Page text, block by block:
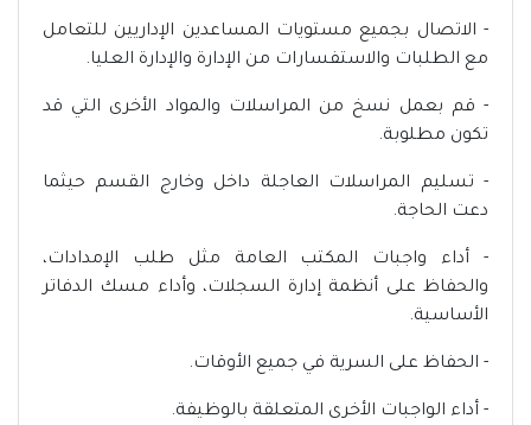
- الاتصال بجميع مستويات المساعدين الإداريين للتعامل
مع الطلبات والاستفسارات من الإدارة والإدارة العليا.
- قم بعمل نسخ من المراسلات والمواد الأخرى التي قد
تكون مطلوبة.
- تسليم المراسلات العاجلة داخل وخارج القسم حيثما
دعت الحاجة.
- أداء واجبات المكتب العامة مثل طلب الإمدادات،
والحفاظ على أنظمة إدارة السجلات، وأداء مسك الدفاتر
الأساسية.
- الحفاظ على السرية في جميع الأوقات.
- أداء الواجبات الأخرى المتعلقة بالوظيفة.